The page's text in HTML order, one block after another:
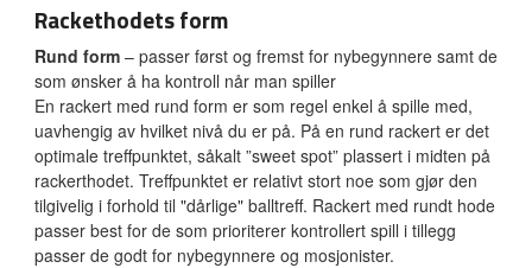
Rackethodets form
Rund form– passer først og fremst for nybegynnere samt de
som ønsker å ha kontroll når man spiller
En rackert med rund form er som regel enkel å spille med,
uavhengig av hvilket nivå du er på. På en rund rackert er det
optimale treffpunktet, såkalt ”sweet spot” plassert i midten på
rackerthodet. Treffpunktet er relativt stort noe som gjør den
tilgivelig i forhold til "dårlige" balltreff. Rackert med rundt hode
passer best for de som prioriterer kontrollert spill i tillegg
passer de godt for nybegynnere og mosjonister.